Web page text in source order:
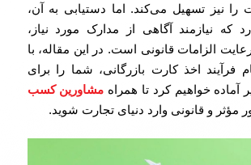
را نیز تسهیل می‌کند. اما دستیابی به آن،
که نیازمند آگاهی از مدارک مورد نیاز،
الزامات قانونی است. در این مقاله، با
فرآیند اخذ کارت بازرگانی، شما را برای
آماده خواهیم کرد تا همراه مشاورین کسب
مؤثر و قانونی وارد دنیای تجارت شوید.